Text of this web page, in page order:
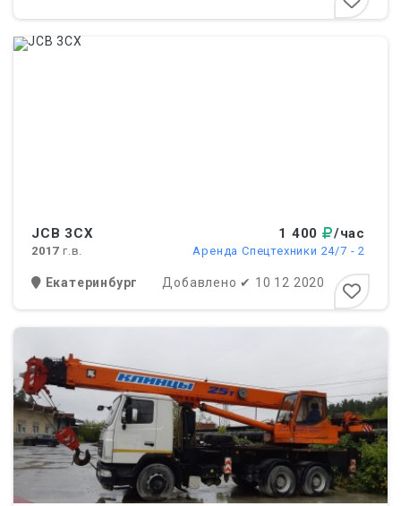
JCB 3CX 1 400 /час
2017 г.в. Аренда Спецтехники 24/7 - 2
Екатеринбург Добавлено ✔ 10 12 2020